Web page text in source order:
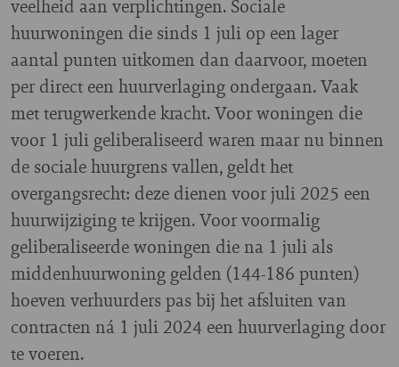
veelheid aan verplichtingen. Sociale
huurwoningen die sinds 1 juli op een lager
aantal punten uitkomen dan daarvoor, moeten
per direct een huurverlaging ondergaan. Vaak
met terugwerkende kracht. Voor woningen die
voor 1 juli geliberaliseerd waren maar nu binnen
de sociale huurgrens vallen, geldt het
overgangsrecht: deze dienen voor juli 2025 een
huurwijziging te krijgen. Voor voormalig
geliberaliseerde woningen die na 1 juli als
middenhuurwoning gelden (144-186 punten)
hoeven verhuurders pas bij het afsluiten van
contracten ná 1 juli 2024 een huurverlaging door
te voeren.